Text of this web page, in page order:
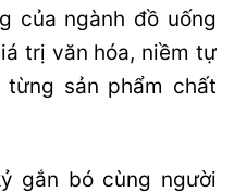
của ngành đồ uống
trị văn hóa, niềm tự
sản phẩm chất
gắn bó cùng người